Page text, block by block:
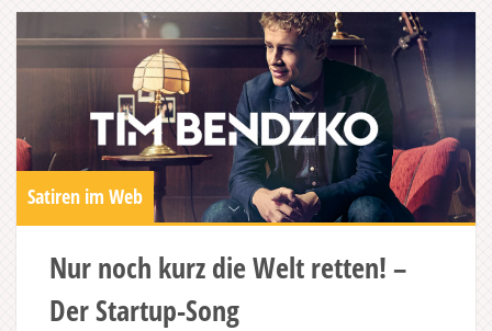
Satiren im Web
Nur noch kurz die Welt retten! –
Der Startup-Song